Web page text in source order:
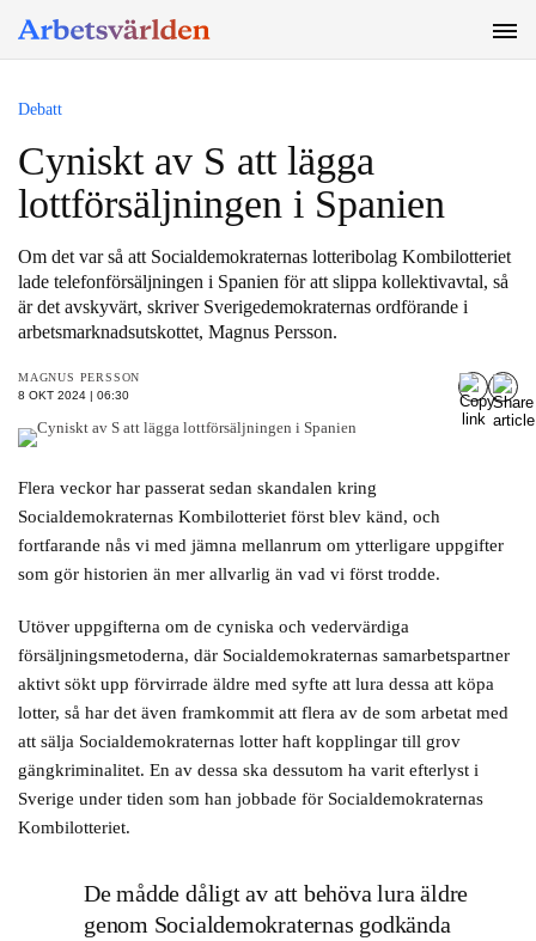
Debatt
Cyniskt av S att lägga
lottförsäljningen i Spanien
Om det var så att Socialdemokraternas lotteribolag Kombilotteriet
lade telefonförsäljningen i Spanien för att slippa kollektivavtal, så
är det avskyvärt, skriver Sverigedemokraternas ordförande i
arbetsmarknadsutskottet, Magnus Persson.
MAGNUS PERSSON
8 OKT 2024 | 06:30
Flera veckor har passerat sedan skandalen kring
Socialdemokraternas Kombilotteriet först blev känd, och
fortfarande nås vi med jämna mellanrum om ytterligare uppgifter
som gör historien än mer allvarlig än vad vi först trodde.
Utöver uppgifterna om de cyniska och vedervärdiga
försäljningsmetoderna, där Socialdemokraternas samarbetspartner
aktivt sökt upp förvirrade äldre med syfte att lura dessa att köpa
lotter, så har det även framkommit att flera av de som arbetat med
att sälja Socialdemokraternas lotter haft kopplingar till grov
gängkriminalitet. En av dessa ska dessutom ha varit efterlyst i
Sverige under tiden som han jobbade för Socialdemokraternas
Kombilotteriet.
De mådde dåligt av att behöva lura äldre
genom Socialdemokraternas godkända